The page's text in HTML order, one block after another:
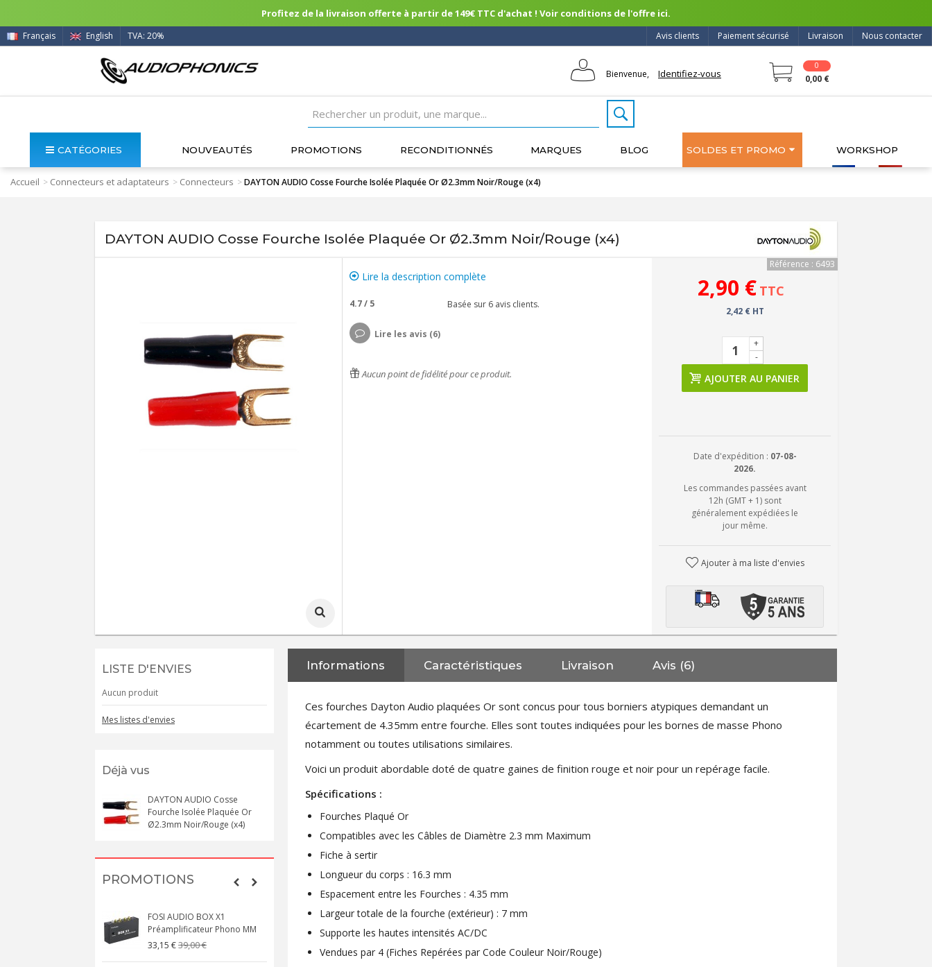
Profitez de la livraison offerte à partir de 149€ TTC d'achat ! Voir conditions de l'offre ici.
Nous contacter
Livraison
Paiement sécurisé
Avis clients
Français English TVA: 20%
Bienvenue, Identifiez-vous
0
0,00 €
CATÉGORIES NOUVEAUTÉS PROMOTIONS RECONDITIONNÉS MARQUES BLOG SOLDES ET PROMO WORKSHOP
Accueil > Connecteurs et adaptateurs > Connecteurs >DAYTON AUDIO Cosse Fourche Isolée Plaquée Or Ø2.3mm Noir/Rouge (x4)
DAYTON AUDIO Cosse Fourche Isolée Plaquée Or Ø2.3mm Noir/Rouge (x4)
Lire la description complète
4.7/ 5 Basée sur 6avis clients.
Lire les avis (6)
Aucun point de fidélité pour ce produit.
Référence : 6493
2,90 € TTC
2,42 € HT
-
+
AJOUTER AU PANIER
Date d'expédition : 07-08-
2026.
Les commandes passées avant
12h (GMT + 1) sont
généralement expédiées le
jour même.
Ajouter à ma liste d'envies
LISTE D'ENVIES
Aucun produit
Mes listes d'envies
Déjà vus
DAYTON AUDIO Cosse
Fourche Isolée Plaquée Or
Ø2.3mm Noir/Rouge (x4)
PROMOTIONS
FOSI AUDIO BOX X1
Préamplificateur Phono MM
33,15 €39,00 €
NEUTRIK NC3FXX Connecteur
XLR Femelle 3 Pôles...
Informations Caractéristiques Livraison Avis (6)
Ces fourches Dayton Audio plaquées Or sont concus pour tous borniers atypiques demandant un
écartement de 4.35mm entre fourche. Elles sont toutes indiquées pour les bornes de masse Phono
notamment ou toutes utilisations similaires.
Voici un produit abordable doté de quatre gaines de finition rouge et noir pour un repérage facile.
Spécifications :
Fourches Plaqué Or
Compatibles avec les Câbles de Diamètre 2.3 mm Maximum
Fiche à sertir
Longueur du corps : 16.3 mm
Espacement entre les Fourches : 4.35 mm
Largeur totale de la fourche (extérieur) : 7 mm
Supporte les hautes intensités AC/DC
Vendues par 4 (Fiches Repérées par Code Couleur Noir/Rouge)